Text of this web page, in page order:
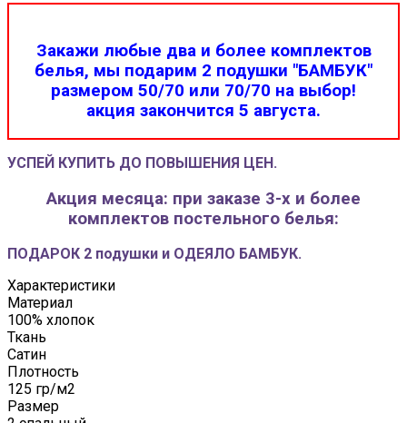
Закажи любые два и более комплектов
белья, мы подарим 2 подушки "БАМБУК"
размером 50/70 или 70/70 на выбор!
акция закончится 5 августа.
УСПЕЙ КУПИТЬ ДО ПОВЫШЕНИЯ ЦЕН.
Акция месяца: при заказе 3-х и более
комплектов постельного белья:
ПОДАРОК 2 подушки и ОДЕЯЛО БАМБУК.
Характеристики
Материал
100% хлопок
Ткань
Сатин
Плотность
125 гр/м2
Размер